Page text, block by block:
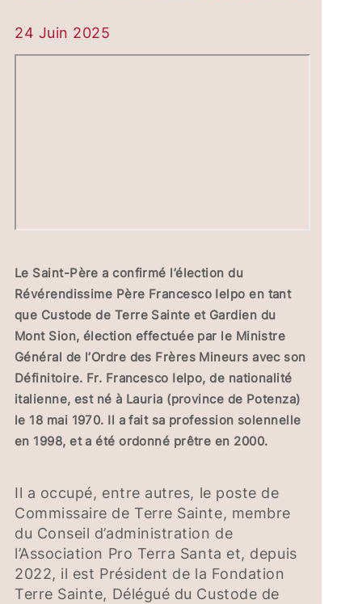
24 Juin 2025
Le Saint-Père a confirmé l’élection du
Révérendissime Père Francesco Ielpo en tant
que Custode de Terre Sainte et Gardien du
Mont Sion, élection effectuée par le Ministre
Général de l’Ordre des Frères Mineurs avec son
Définitoire. Fr. Francesco Ielpo, de nationalité
italienne, est né à Lauria (province de Potenza)
le 18 mai 1970. Il a fait sa profession solennelle
en 1998, et a été ordonné prêtre en 2000.
Il a occupé, entre autres, le poste de
Commissaire de Terre Sainte, membre
du Conseil d’administration de
l’Association Pro Terra Santa et, depuis
2022, il est Président de la Fondation
Terre Sainte, Délégué du Custode de